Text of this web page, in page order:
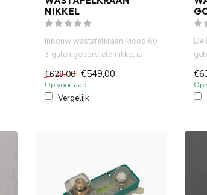
NIKKEL
Inbouw wastafelkraan Mood 60
3 gaten geborsteld nikkel is
gemaakt van volledig D...
€629,00 €549,00
Op voorraad
Vergelijk
De
du...
Op